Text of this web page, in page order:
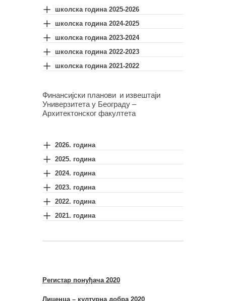
школска година 2025-2026
школска година 2024-2025
школска година 2023-2024
школска година 2022-2023
школска година 2021-2022
Финансијски планови и извештаји
Универзитета у Београду –
Архитектонског факултета
2026. година
2025. година
2024. година
2023. година
2022. година
2021. година
Регистар понуђача 2020
Лиценца – културна добра 2020